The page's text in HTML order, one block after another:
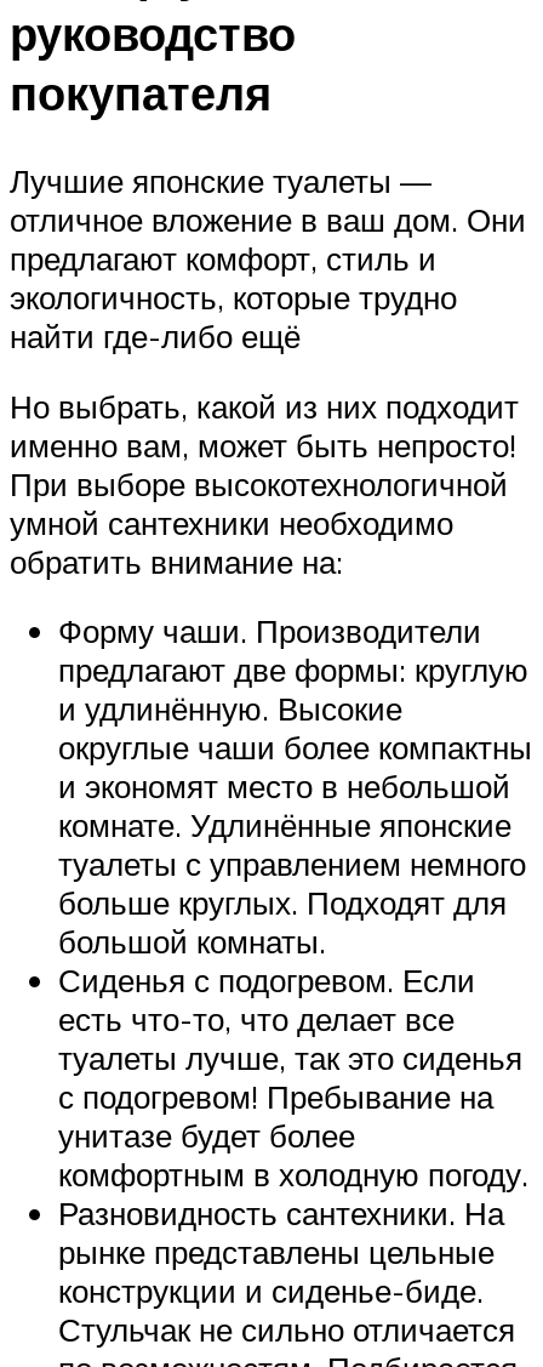
руководство
покупателя
Лучшие японские туалеты —
отличное вложение в ваш дом. Они
предлагают комфорт, стиль и
экологичность, которые трудно
найти где-либо ещё
Но выбрать, какой из них подходит
именно вам, может быть непросто!
При выборе высокотехнологичной
умной сантехники необходимо
обратить внимание на:
Форму чаши. Производители
предлагают две формы: круглую
и удлинённую. Высокие
округлые чаши более компактны
и экономят место в небольшой
комнате. Удлинённые японские
туалеты с управлением немного
больше круглых. Подходят для
большой комнаты.
Сиденья с подогревом. Если
есть что-то, что делает все
туалеты лучше, так это сиденья
с подогревом! Пребывание на
унитазе будет более
комфортным в холодную погоду.
Разновидность сантехники. На
рынке представлены цельные
конструкции и сиденье-биде.
Стульчак не сильно отличается